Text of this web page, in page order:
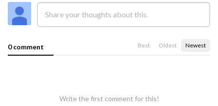
0 comment Best Oldest Newest
Write the first comment for this!